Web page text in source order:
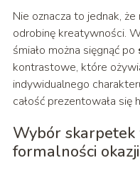
Nie oznacza to jednak,
odrobinę kreatywności.
śmiało można sięgnąć po
kontrastowe, które
indywidualnego
całość prezentowała się
Wybór skarpetek
formalności okazji